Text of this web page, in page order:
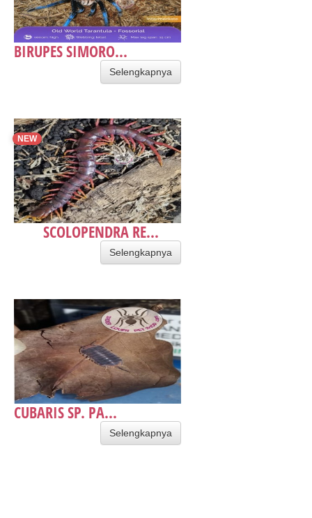
BIRUPES SIMORO...
Selengkapnya
NEW
SCOLOPENDRA RE...
Selengkapnya
CUBARIS SP. PA...
Selengkapnya